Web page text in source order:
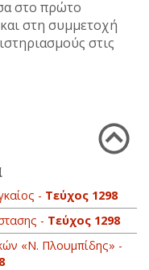
στο πρώτο
στη συμμετοχή
στις
- Τεύχος 1298
- Τεύχος 1298
«Ν. Πλουμπίδης» -